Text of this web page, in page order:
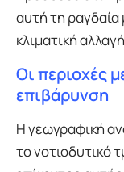
αυτή τη
κλιματική
Οι περιοχές
επιβάρυνση
Η γεωγραφική
το νοτιοδυτικό